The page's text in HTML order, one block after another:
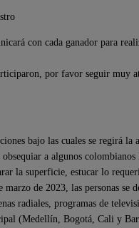
con cada ganador para
por favor seguir muy
bajo las cuales se regirá la
obsequiar a algunos
la superficie, estucar lo
de 2023, las personas
radiales, programas de
(Medellín, Bogotá, Cali y